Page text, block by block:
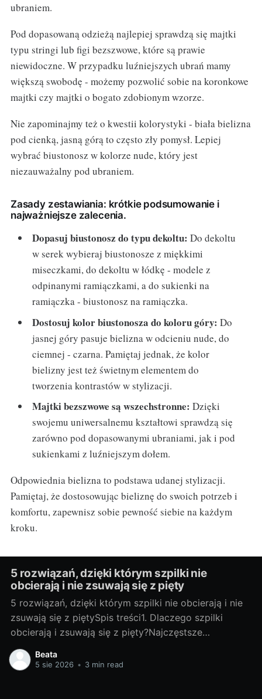
ubraniem.
Pod dopasowaną odzieżą najlepiej sprawdzą się majtki
typu stringi lub figi bezszwowe, które są prawie
niewidoczne. W przypadku luźniejszych ubrań mamy
większą swobodę - możemy pozwolić sobie na koronkowe
majtki czy majtki o bogato zdobionym wzorze.
Nie zapominajmy też o kwestii kolorystyki - biała bielizna
pod cienką, jasną górą to często zły pomysł. Lepiej
wybrać biustonosz w kolorze nude, który jest
niezauważalny pod ubraniem.
Zasady zestawiania: krótkie podsumowanie i
najważniejsze zalecenia.
Dopasuj biustonosz do typu dekoltu: Do dekoltu
w serek wybieraj biustonosze z miękkimi
miseczkami, do dekoltu w łódkę - modele z
odpinanymi ramiączkami, a do sukienki na
ramiączka - biustonosz na ramiączka.
Dostosuj kolor biustonosza do koloru góry: Do
jasnej góry pasuje bielizna w odcieniu nude, do
ciemnej - czarna. Pamiętaj jednak, że kolor
bielizny jest też świetnym elementem do
tworzenia kontrastów w stylizacji.
Majtki bezszwowe są wszechstronne:Dzięki
swojemu uniwersalnemu kształtowi sprawdzą się
zarówno pod dopasowanymi ubraniami, jak i pod
sukienkami z luźniejszym dołem.
Odpowiednia bielizna to podstawa udanej stylizacji.
Pamiętaj, że dostosowując bieliznę do swoich potrzeb i
komfortu, zapewnisz sobie pewność siebie na każdym
kroku.
5 rozwiązań, dzięki którym szpilki nie
obcierają i nie zsuwają się z pięty
5 rozwiązań, dzięki którym szpilki nie obcierają i nie
zsuwają się z piętySpis treści1. Dlaczego szpilki
obcierają i zsuwają się z pięty?Najczęstsze
przyczyny: Zbyt duży rozmiar lub niewłaściwa tęgość
sprawiają, że pięta „pływa”, a but nie trzyma. Wąski
Beata
5 sie 2026 • 3 min read